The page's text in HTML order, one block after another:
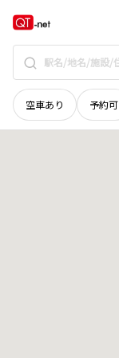
空車あり 予約可
岡山県